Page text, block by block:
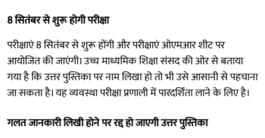
8 सितंबर से शुरू होगी परीक्षा
परीक्षाएं 8 सितंबर से शुरू होंगी और परीक्षाएं ओएमआर शीट पर
आयोजित की जाएंगी। उच्च माध्यमिक शिक्षा संसद की ओर से बताया
गया है कि उत्तर पुस्तिका पर नाम लिखा हो तो भी उसे आसानी से पहचाना
जा सकता है। यह व्यवस्था परीक्षा प्रणाली में पारदर्शिता लाने के लिए है।
गलत जानकारी लिखी होने पर रद्द हो जाएगी उत्तर पुस्तिका